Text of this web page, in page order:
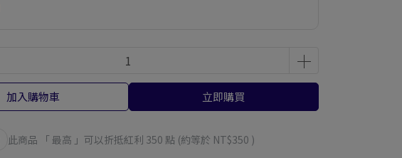
加入購物車 立即購買
此商品 「 最高 」可以折抵紅利 350 點 (約等於 NT$350 )